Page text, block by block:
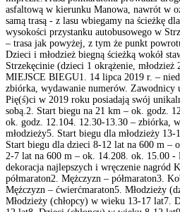
asfaltową w kierunku Manowa, nawrót w
samą trasą - z lasu wbiegamy na ścieżkę
wysokości przystanku autobusowego w
– trasa jak powyżej, z tym że punkt
Dzieci i młodzież biegną ścieżką wokół
Strzekęcinie (dzieci 1 okrążenie,
MIEJSCE BIEGU1. 14 lipca 2019 r. –
zbiórka, wydawanie numerów. Zawodnicy
Pię(ś)ci w 2019 roku posiadają swój
sobą.2. Start biegu na 21 km – ok. godz.
ok. godz. 12.104. 12.30-13.30 – zbiórka,
młodzieży5. Start biegu dla młodzieży
Start biegu dla dzieci 8-12 lat na 600 m –
2-7 lat na 600 m – ok. 14.208. ok. 15.00 -
dekoracja najlepszych i wręczenie
półmaraton2. Mężczyzn – półmaraton3.
Mężczyzn – ćwierćmaraton5. Młodzieży
Młodzieży (chłopcy) w wieku 13-17 lat7.